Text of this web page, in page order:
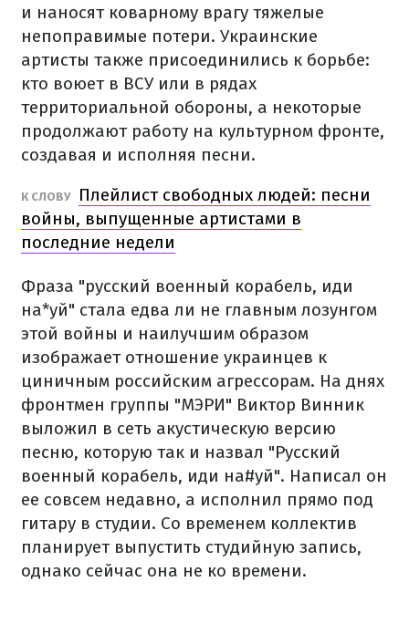
и наносят коварному врагу тяжелые
непоправимые потери. Украинские
артисты также присоединились к борьбе:
кто воюет в ВСУ или в рядах
территориальной обороны, а некоторые
продолжают работу на культурном фронте,
создавая и исполняя песни.
К СЛОВУ
Плейлист свободных людей: песни
войны, выпущенные артистами в
последние недели
Фраза "русский военный корабель, иди
на*уй" стала едва ли не главным лозунгом
этой войны и наилучшим образом
изображает отношение украинцев к
циничным российским агрессорам. На днях
фронтмен группы "МЭРИ" Виктор Винник
выложил в сеть акустическую версию
песню, которую так и назвал "Русский
военный корабель, иди на#уй". Написал он
ее совсем недавно, а исполнил прямо под
гитару в студии. Со временем коллектив
планирует выпустить студийную запись,
однако сейчас она не ко времени.